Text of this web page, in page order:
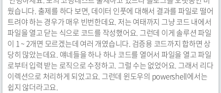
웠습니다. 출제를 하다 보면, 데이터 인풋에 대해서 결과를 파일로 떨어
트려야 하는 경우가 매우 빈번한데요. 저는 여태까지 그냥 코드 내에서
파일을 열고 닫는 식으로 코드를 작성했어요. 그런데 이게 솔루션 파일
이 1 ~ 2개면 모르겠는데 여러 개였습니다. 검증용 코드까지 합하면 상
당히 많았는데요. 얘네들을 하나 하나 코드를 열어서 파일을 열고 파일
로부터 입력 받는 로직으로 수정하고. 그럴 수는 없었어요. 그래서 리다
이렉션으로 처리하게 되었고요. 그런데 윈도우의 powershell에서는
쉽지 않더라고요.